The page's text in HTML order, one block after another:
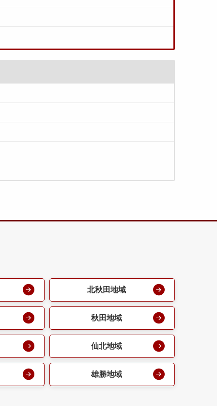
北秋田地域
秋田地域
仙北地域
雄勝地域